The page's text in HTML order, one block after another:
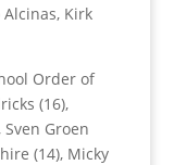
Kirk
Order of
(16),
Sven Groen
(14), Micky